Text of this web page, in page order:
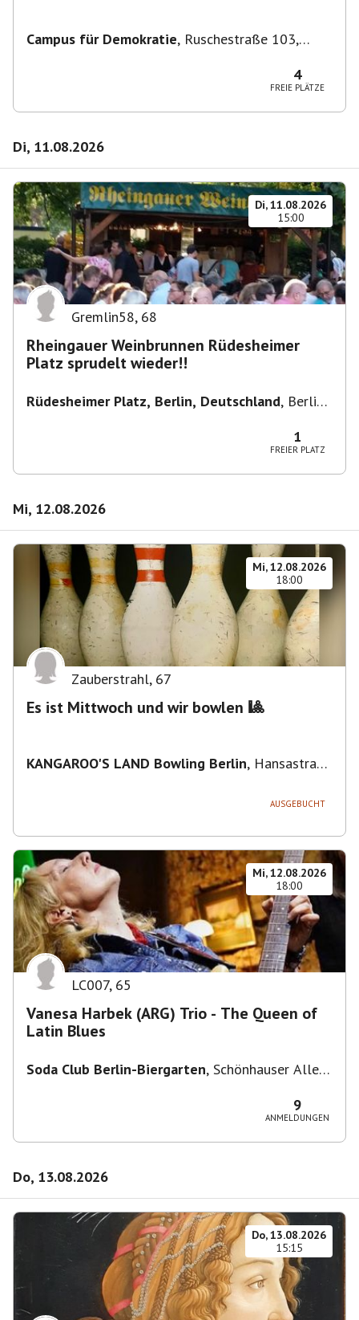
Campus für Demokratie, Ruschestraße 103,
4
FREIE PLÄTZE
Di, 11.08.2026
Di, 11.08.2026
15:00
Gremlin58, 68
Rheingauer Weinbrunnen Rüdesheimer
Platz sprudelt wieder!!
Rüdesheimer Platz, Berlin, Deutschland, Berlin-
1
FREIER PLATZ
Mi, 12.08.2026
Mi, 12.08.2026
18:00
Zauberstrahl, 67
Es ist Mittwoch und wir bowlen 🎱
KANGAROO'S LAND Bowling Berlin, Hansastraße
AUSGEBUCHT
Mi, 12.08.2026
18:00
LC007, 65
Vanesa Harbek (ARG) Trio - The Queen of
Latin Blues
Soda Club Berlin-Biergarten, Schönhauser Allee
9
ANMELDUNGEN
Do, 13.08.2026
Do, 13.08.2026
15:15